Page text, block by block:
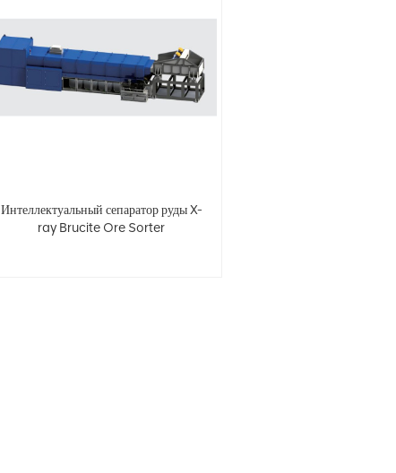
Интеллектуальный сепаратор руды X-
ray Brucite Ore Sorter